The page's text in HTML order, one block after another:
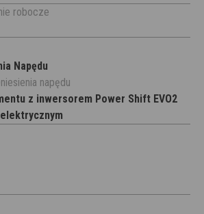
robocze
Napędu
napędu
z inwersorem Power Shift EVO2